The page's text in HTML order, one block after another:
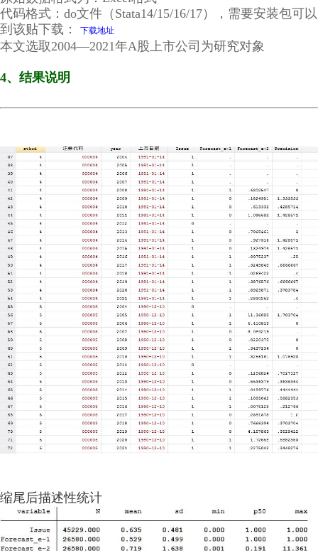
代码格式：do文件（Stata14/15/16/17），需要安装包可以
到该贴下载：
下载地址
本文选取2004—2021年A股上市公司为研究对象
4、结果说明
缩尾后描述性统计